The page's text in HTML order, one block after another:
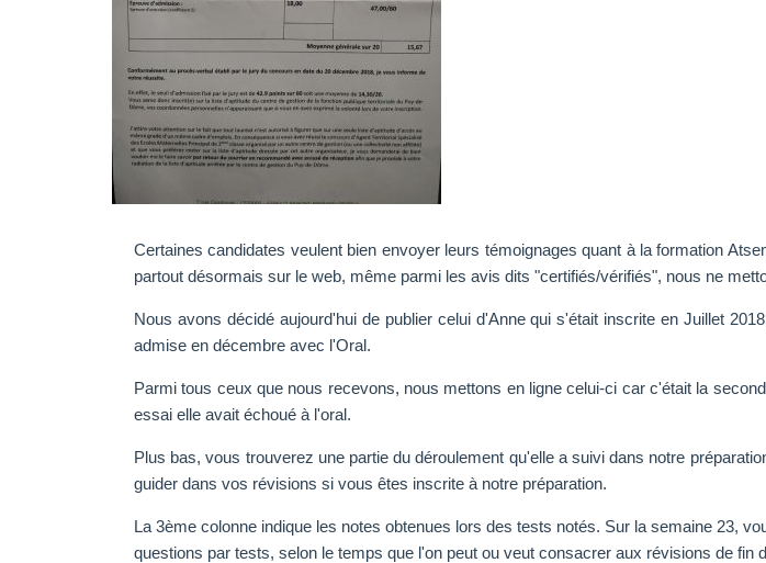
Certaines candidates veulent bien envoyer leurs témoignages quant à la formation
partout désormais sur le web, même parmi les avis dits "certifiés/vérifiés", nous ne
Nous avons décidé aujourd'hui de publier celui d'Anne qui s'était inscrite en Juillet
admise en décembre avec l'Oral.
Parmi tous ceux que nous recevons, nous mettons en ligne celui-ci car c'était la
essai elle avait échoué à l'oral.
Plus bas, vous trouverez une partie du déroulement qu'elle a suivi dans notre
guider dans vos révisions si vous êtes inscrite à notre préparation.
La 3ème colonne indique les notes obtenues lors des tests notés. Sur la semaine 23,
questions par tests, selon le temps que l'on peut ou veut consacrer aux révisions de